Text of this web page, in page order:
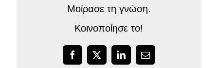
Μοίρασε τη γνώση.
Κοινοποίησε το!
Facebook
X LinkedInEmail